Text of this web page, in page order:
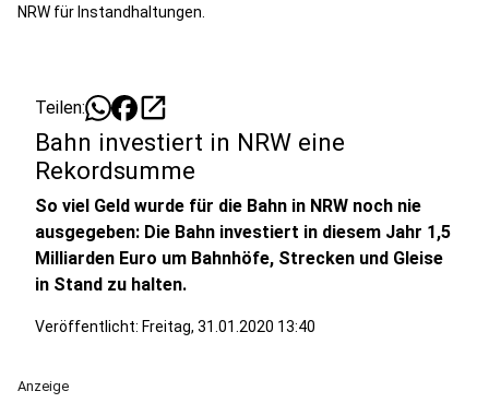
NRW für Instandhaltungen.
Teilen: open_in_new
Bahn investiert in NRW eine
Rekordsumme
So viel Geld wurde für die Bahn in NRW noch nie
ausgegeben: Die Bahn investiert in diesem Jahr 1,5
Milliarden Euro um Bahnhöfe, Strecken und Gleise
in Stand zu halten.
Veröffentlicht: Freitag, 31.01.2020 13:40
Anzeige